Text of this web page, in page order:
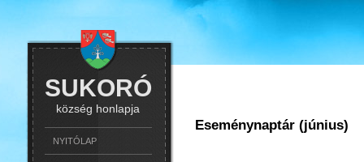
SUKORÓ
község honlapja
NYITÓLAP
Eseménynaptár (június)